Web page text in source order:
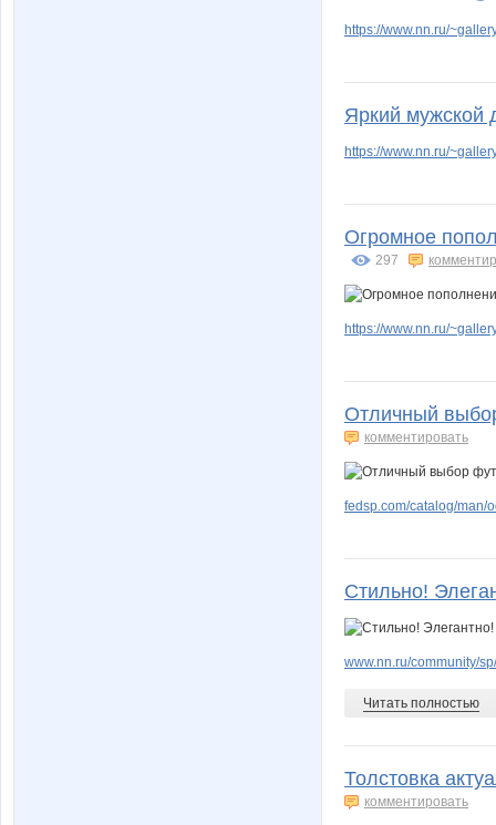
https://www.nn.ru/
Яркий мужской
https://www.nn.ru/
Огромное
297
https://www.nn.ru/
Отличный
комментировать
fedsp.com/catalog/man/
Стильно!
www.nn.ru/community/
Читать полностью
Толстовка
комментировать